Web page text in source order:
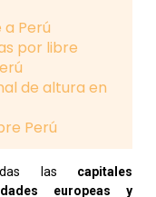
Perú
por libre
de altura en
Perú
las capitales
europeas
y